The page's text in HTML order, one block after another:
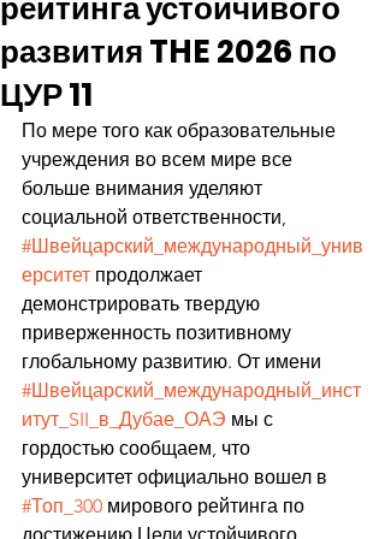
развития THE 2026 по
ЦУР 11
По мере того как образовательные
учреждения во всем мире все
больше внимания уделяют
социальной ответственности,
#Швейцарский_международный_унив
ерситет продолжает
демонстрировать твердую
приверженность позитивному
глобальному развитию. От имени
#Швейцарский_международный_инст
итут_SII_в_Дубае_ОАЭ мы с
гордостью сообщаем, что
университет официально вошел в
#Топ_300 мирового рейтинга по